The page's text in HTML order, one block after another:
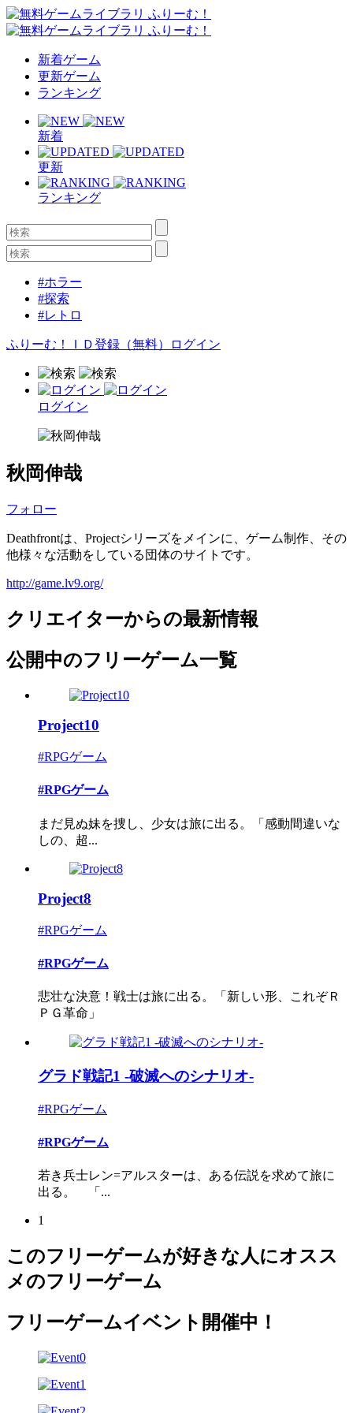
新着ゲーム
更新ゲーム
ランキング
新着
更新
ランキング
#ホラー
#探索
#レトロ
ふりーむ！ＩＤ登録（無料） ログイン
ログイン
秋岡伸哉
フォロー
Deathfrontは、Projectシリーズをメインに、ゲーム制作、その
他様々な活動をしている団体のサイトです。
http://game.lv9.org/
クリエイターからの最新情報
公開中のフリーゲーム一覧
Project10
#RPGゲーム
#RPGゲーム
まだ見ぬ妹を捜し、少女は旅に出る。「感動間違いな
しの、超...
Project8
#RPGゲーム
#RPGゲーム
悲壮な決意！戦士は旅に出る。「新しい形、これぞＲ
ＰＧ革命」
グラド戦記1 -破滅へのシナリオ-
#RPGゲーム
#RPGゲーム
若き兵士レン=アルスターは、ある伝説を求めて旅に
出る。 「...
1
このフリーゲームが好きな人にオスス
メのフリーゲーム
フリーゲームイベント開催中！